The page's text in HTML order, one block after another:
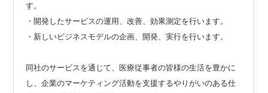
す。
・開発したサービスの運用、改善、効果測定を行います。
・新しいビジネスモデルの企画、開発、実行を行います。
同社のサービスを通じて、医療従事者の皆様の生活を豊かに
し、企業のマーケティング活動を支援するやりがいのある仕